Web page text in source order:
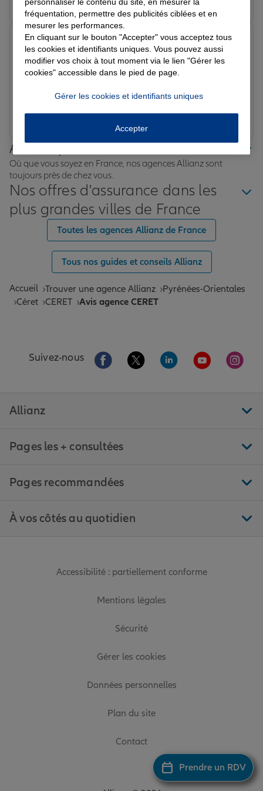
Prendre un RDV
Note de 5 sur 5
Le 03/04/2026 - Agence CERET
Melissa est gracieuse , à l'écoute , patiente , répond à
solutions . Les prix sont très compétitifs . Nous lui
avons donc pris nos contrats d'assurance . Je
recommande vivement cette agence .
Daniel S.
Prendre un RDV Voir l'agence
Allianz proche de chez vous
Où que vous soyez en France, nos agences Allianz sont
toujours près de chez vous.
Nos offres d'assurance dans les
plus grandes villes de France
Toutes les agences Allianz de France
Tous nos guides et conseils Allianz
Accueil Trouver une agence Allianz
Pyrénées-Orientales
Céret CERET Avis agence CERET
Suivez-nous Aller sur la page Facebook de Allianz
Aller sur la page Twitter de
Aller sur la page
Aller sur la
Aller
Allianz
Pages les + consultées
Pages recommandées
À vos côtés au quotidien
Accessibilité : partiellement conforme
Mentions légales
Sécurité
Gérer les cookies
Données personnelles
Plan du site
Contact
fréquentation, permettre des publicités ciblées et en
mesurer les performances.
En cliquant sur le bouton "Accepter" vous acceptez tous
les cookies et identifiants uniques. Vous pouvez aussi
modifier vos choix à tout moment via le lien "Gérer les
cookies" accessible dans le pied de page.
Gérer les cookies et identifiants uniques
Accepter